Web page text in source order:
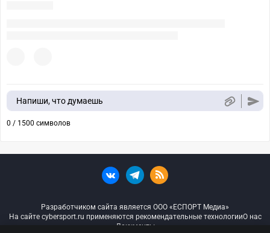
Напиши, что думаешь
0 / 1500 символов
Разработчиком сайта является ООО «ЕСПОРТ Медиа»
На сайте cybersport.ru применяются рекомендательные технологииО нас
Документы